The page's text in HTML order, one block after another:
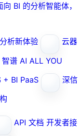
向 BI 的分析智能体，
析新体验
云器
谱 AI ALL YOU
+ BI PaaS
深信
API 文档 开发者接